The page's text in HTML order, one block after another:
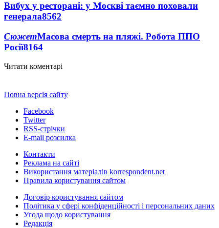
Вибух у ресторані: у Москві таємно поховали
генерала8562
СюжетМасова смерть на пляжі. Робота ППО
Росії8164
Читати коментарі
Повна версія сайту
Facebook
Twitter
RSS-стрічки
E-mail розсилка
Контакти
Реклама на сайті
Використання матеріалів korrespondent.net
Правила користування сайтом
Договір користування сайтом
Політика у сфері конфіденційності і персональних даних
Угода щодо користування
Редакція